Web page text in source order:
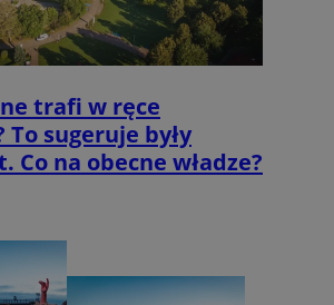
trafi w ręce
sugeruje były
Co na obecne władze?